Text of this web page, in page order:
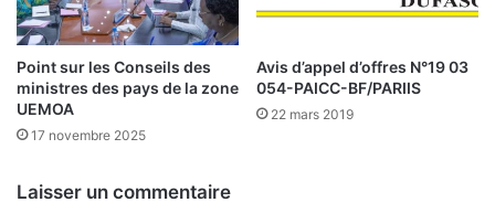
o
s
s
o
u
v
b
Point sur les Conseils des
ministres des pays de la zone
UEMOA
17 novembre 2025
Avis d’appel d’offres N°19 03
054-PAICC-BF/PARIIS
22 mars 2019
Laisser un commentaire